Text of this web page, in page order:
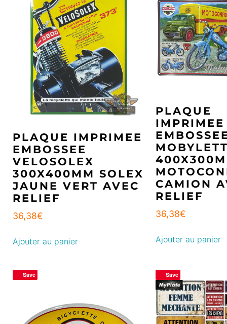
PLAQUE IMPRIMEE
EMBOSSEE
VELOSOLEX
300X400MM SOLEX
JAUNE VERT AVEC
RELIEF
36,38€
Ajouter au panier
PLAQUE
IMPRIMEE
CAMION
RELIEF
36,38€
Ajouter au panier
Save Save